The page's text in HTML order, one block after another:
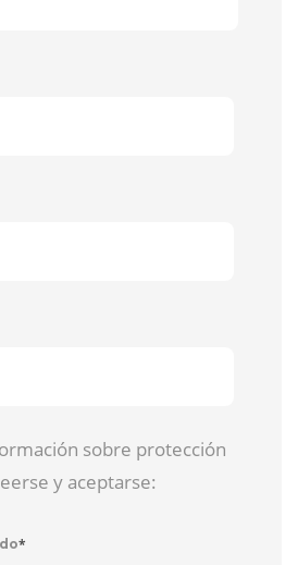
sobre protección
y aceptarse:
*